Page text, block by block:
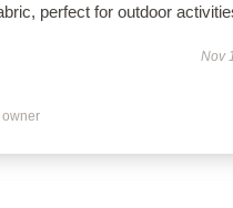
perfect for outdoor
Nov
owner